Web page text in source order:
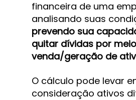
financeira de uma
analisando suas
prevendo sua
quitar dívidas por
venda/geração de
O cálculo pode levar
consideração ativos